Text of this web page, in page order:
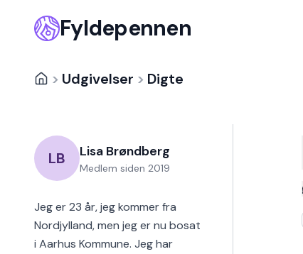
Fyldepennen
> Udgivelser > Digte
LB Lisa Brøndberg
Medlem siden 2019
Jeg er 23 år, jeg kommer fra
Nordjylland, men jeg er nu bosat
i Aarhus Kommune. Jeg har